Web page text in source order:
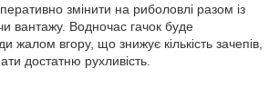
змінити на риболовлі разом із
вантажу. Водночас гачок буде
жалом вгору, що знижує кількість зачепів,
достатню рухливість.